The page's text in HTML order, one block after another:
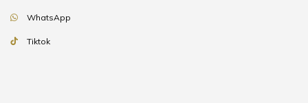
WhatsApp
Tiktok